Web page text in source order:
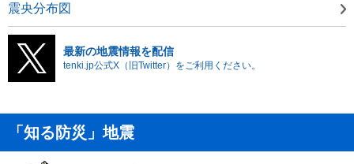
震央分布図
最新の地震情報を配信
tenki.jp公式X（旧Twitter）をご利用ください。
「知る防災」地震